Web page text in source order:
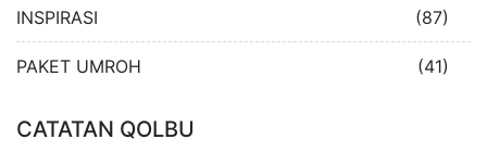
INSPIRASI (87)
PAKET UMROH (41)
CATATAN QOLBU